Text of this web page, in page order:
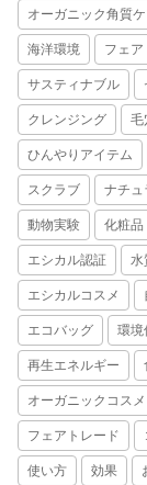
オーガニック角質
海洋環境 フェア
サスティナブル
クレンジング 毛
ひんやりアイテム
スクラブ ナチュ
動物実験 化粧品
エシカル認証 水
エシカルコスメ
エコバッグ 環境
再生エネルギー
オーガニックコスメ
フェアトレード
使い方 効果